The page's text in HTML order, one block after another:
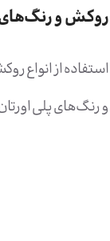
روکش و
استفاده از انواع
و رنگ‌های پلی